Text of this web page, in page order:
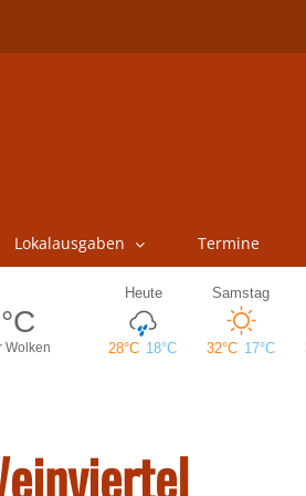
Lokalausgaben Termine